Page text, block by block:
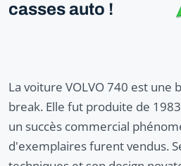
casses auto !
La voiture VOLVO 740 est une
break. Elle fut produite de
un succès commercial
d'exemplaires furent vendus.